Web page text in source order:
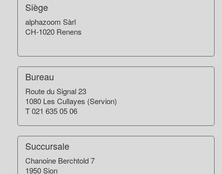
Siège
alphazoom Sàrl
CH-1020 Renens
Bureau
Route du Signal 23
1080 Les Cullayes (Servion)
T 021 635 05 06
Succursale
Chanoine Berchtold 7
1950 Sion